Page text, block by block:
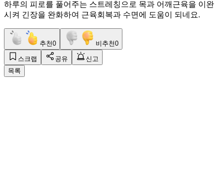
하루의 피로를 풀어주는 스트레칭으로 목과 어깨근육을 이완
시켜 긴장을 완화하여 근육회복과 수면에 도움이 되네요.
추천0 비추천0
스크랩 공유
신고
목록